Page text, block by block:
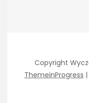
Copyright
ThemeinProgress |